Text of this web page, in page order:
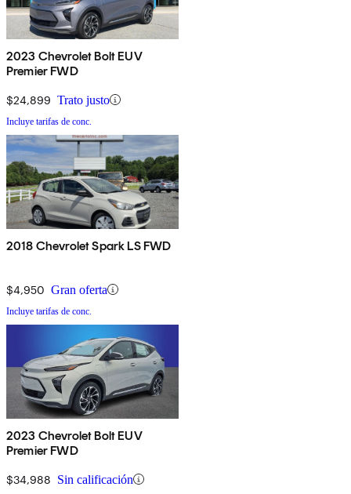
2023 Chevrolet Bolt EUV
Premier FWD
$24,899 Trato justo
Incluye tarifas de conc.
2018 Chevrolet Spark LS FWD
$4,950 Gran oferta
Incluye tarifas de conc.
2023 Chevrolet Bolt EUV
Premier FWD
$34,988 Sin calificación